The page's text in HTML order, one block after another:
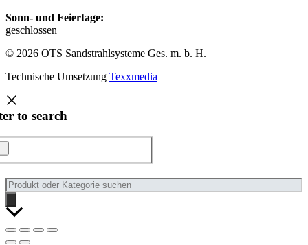
Sonn- und Feiertage:
geschlossen
© 2026 OTS Sandstrahlsysteme Ges. m. b. H.
Technische Umsetzung Texxmedia
to search
Products
search